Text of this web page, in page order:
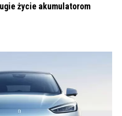
życie akumulatorom